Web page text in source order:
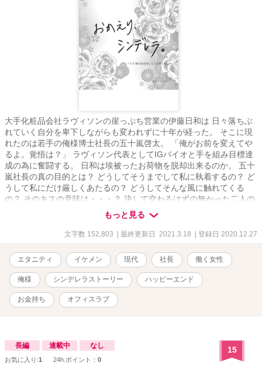
大手化粧品会社ラヴィソンの崖っぷち営業の伊藤日和は 日々落ちぶ
れていく自分を卑下しながらも変われずに十年が経った。 そこに現
れたのは若手の俺様博士社長の五十嵐啓太。 「俺がお前を変えてや
るよ。覚悟は？」 ラヴィソン代表としてIGバイオと手を組み目標達
成の為に奮闘する。 日和は埃被ったお荷物を脱却出来るのか。 五十
嵐社長の真の目的とは？ どうしてそうまでして私に執着するの？ ど
うして私にだけ厳しくあたるの？ どうしてそんな風に触れてくる
の？ そのキスの意味は・・・？ 決して交わるはずの無かった二人の
人生が交差していく。 毎日を頑張っている全ての女性に捧げる、焦
れったい大人ラブストーリー。
もっと見る
文字数 152,803 | 最終更新日 2021.3.18 | 登録日 2020.12.27
エタニティ イケメン 現代 社長 働く女性
俺様 シンデレラストーリー ハッピーエンド
お金持ち オフィスラブ
長編 連載中 なし
お気に入り:1 24h.ポイント： 0
15